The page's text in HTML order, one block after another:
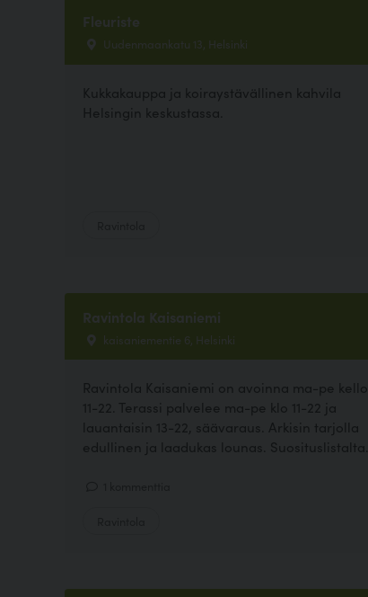
Fleuriste
Uudenmaankatu 13, Helsinki
Kukkakauppa ja koiraystävällinen kahvila
Helsingin keskustassa.
Ravintola Kaisaniemi
kaisaniementie 6, Helsinki
Ravintola Kaisaniemi on avoinna ma-pe kello
11-22. Terassi palvelee ma-pe klo 11-22 ja
lauantaisin 13-22, säävaraus. Arkisin tarjolla
edullinen ja laadukas lounas. Suosituslistalta...